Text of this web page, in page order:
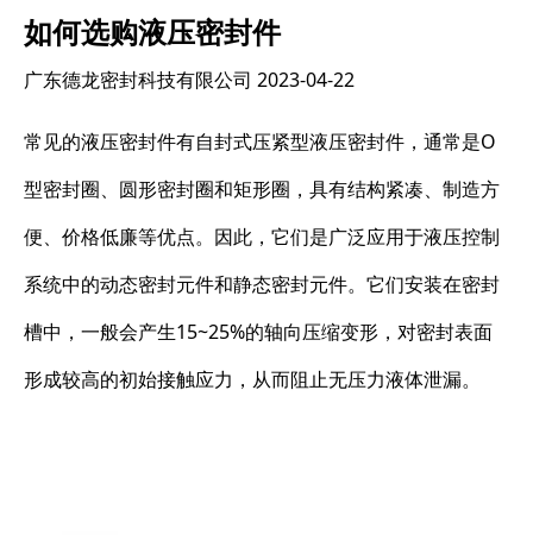
如何选购液压密封件
广东德龙密封科技有限公司 2023-04-22
常见的液压密封件有自封式压紧型液压密封件，通常是O
型密封圈、圆形密封圈和矩形圈，具有结构紧凑、制造方
便、价格低廉等优点。因此，它们是广泛应用于液压控制
系统中的动态密封元件和静态密封元件。它们安装在密封
槽中，一般会产生15~25%的轴向压缩变形，对密封表面
形成较高的初始接触应力，从而阻止无压力液体泄漏。